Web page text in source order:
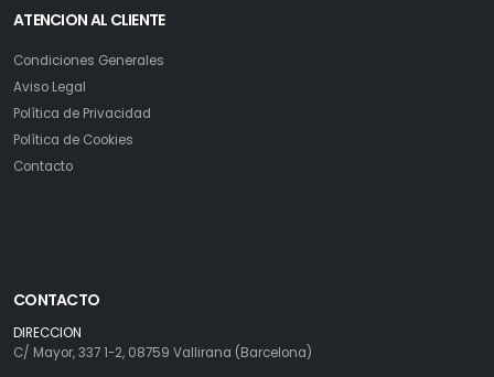
ATENCION AL CLIENTE
Condiciones Generales
Aviso Legal
Política de Privacidad
Política de Cookies
Contacto
CONTACTO
DIRECCION
C/ Mayor, 337 1-2, 08759 Vallirana (Barcelona)